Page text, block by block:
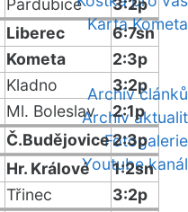
Karta Kometa
Archiv článků
Archiv aktualit
Fotogalerie
Youtube kanál
Pardubice
3:2p
Liberec
6:7sn
Kometa
2:3p
Kladno
3:2p
Ml. Boleslav
2:1p
Č.Budějovice2:3p
Hr. Králové
1:2sn
Třinec
3:2p